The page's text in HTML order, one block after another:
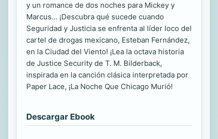
y un romance de dos noches para Mickey y
Marcus... ¡Descubra qué sucede cuando
Seguridad y Justicia se enfrenta al líder loco del
cartel de drogas mexicano, Esteban Fernández,
en la Ciudad del Viento! ¡Lea la octava historia
de Justice Security de T. M. Bilderback,
inspirada en la canción clásica interpretada por
Paper Lace, ¡La Noche Que Chicago Murió!
Descargar Ebook